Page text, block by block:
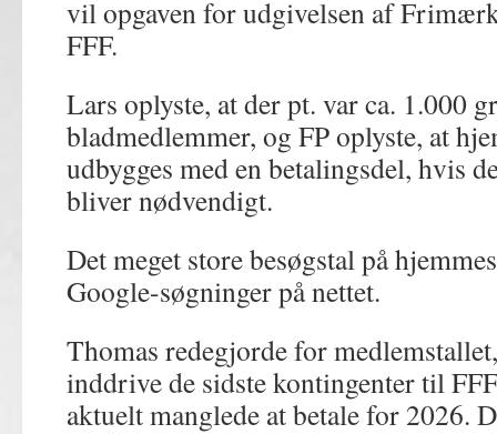
vil opgaven for udgivelsen af
FFF.
Lars oplyste, at der pt. var ca. 1.000
bladmedlemmer, og FP oplyste, at
udbygges med en betalingsdel, hvis
bliver nødvendigt.
Det meget store besøgstal på
Google-søgninger på nettet.
Thomas redegjorde for
inddrive de sidste kontingenter til
aktuelt manglede at betale for 2026.